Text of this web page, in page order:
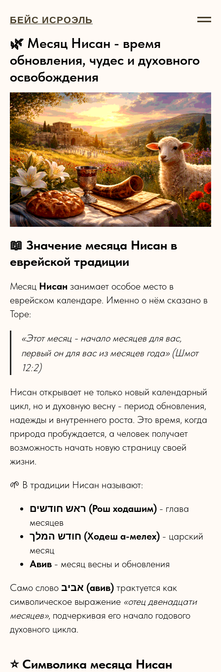
БЕЙС ИСРОЭЛЬ
🌿 Месяц Нисан - время
обновления, чудес и духовного
освобождения
📖 Значение месяца Нисан в
еврейской традиции
Месяц Нисан занимает особое место в
еврейском календаре. Именно о нём сказано в
Торе:
«Этот месяц - начало месяцев для вас,
первый он для вас из месяцев года» (Шмот
12:2)
Нисан открывает не только новый календарный
цикл, но и духовную весну - период обновления,
надежды и внутреннего роста. Это время, когда
природа пробуждается, а человек получает
возможность начать новую страницу своей
жизни.
🌱 В традиции Нисан называют:
ראש חודשים (Рош ходашим) - глава
месяцев
חודש המלך (Ходеш а-мелех) - царский
месяц
Авив - месяц весны и обновления
Само слово
אביב (авив) трактуется как
символическое выражение «отец двенадцати
месяцев», подчеркивая его начало годового
духовного цикла.
⭐ Символика месяца Нисан